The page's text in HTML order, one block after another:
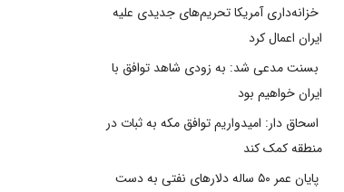
خزانه‌داری آمریکا تحریم‌های جدیدی علیه
ایران اعمال کرد
بسنت مدعی شد: به زودی شاهد توافق با
ایران خواهیم بود
اسحاق دار: امیدواریم توافق مکه به ثبات در
منطقه کمک کند
پایان عمر ۵۰ ساله دلارهای نفتی به دست